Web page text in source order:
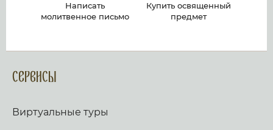
Написать
молитвенное письмо
Купить освященный
предмет
Сервисы
Виртуальные туры